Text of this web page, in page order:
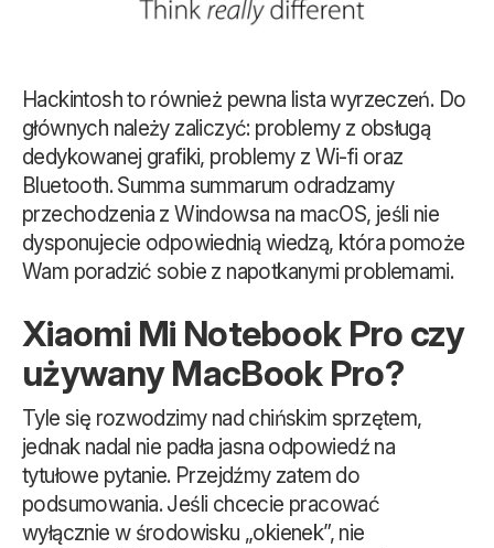
Hackintosh to również pewna lista wyrzeczeń. Do
głównych należy zaliczyć: problemy z obsługą
dedykowanej grafiki, problemy z Wi-fi oraz
Bluetooth. Summa summarum odradzamy
przechodzenia z Windowsa na macOS, jeśli nie
dysponujecie odpowiednią wiedzą, która pomoże
Wam poradzić sobie z napotkanymi problemami.
Xiaomi Mi Notebook Pro czy
używany MacBook Pro?
Tyle się rozwodzimy nad chińskim sprzętem,
jednak nadal nie padła jasna odpowiedź na
tytułowe pytanie. Przejdźmy zatem do
podsumowania. Jeśli chcecie pracować
wyłącznie w środowisku „okienek”, nie